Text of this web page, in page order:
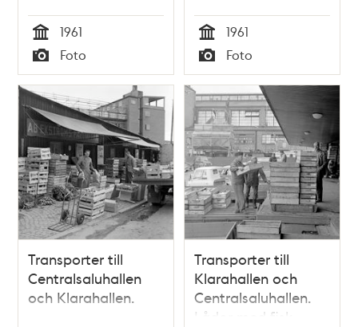
Tid
1961
Typ
Foto Tid
1961
Typ
Foto
Transporter till
Centralsaluhallen
och Klarahallen.
Transporter till
Klarahallen och
Centralsaluhallen.
Lådor med fisk.